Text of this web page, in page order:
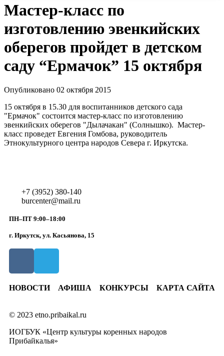
Мастер-класс по
изготовлению эвенкийских
оберегов пройдет в детском
саду “Ермачок” 15 октября
Опубликовано 02 октября 2015
15 октября в 15.30 для воспитанников детского сада
"Ермачок" состоится мастер-класс по изготовлению
эвенкийских оберегов "Дылачакан" (Солнышко). Мастер-
класс проведет Евгения Гомбова, руководитель
Этнокультурного центра народов Севера г. Иркутска.
+7 (3952) 380-140
burcenter@mail.ru
ПН–ПТ 9:00–18:00
г. Иркутск, ул. Касьянова, 15
НОВОСТИ АФИША КОНКУРСЫ КАРТА САЙТА
© 2023 etno.pribaikal.ru
ИОГБУК «Центр культуры коренных народов
Прибайкалья»